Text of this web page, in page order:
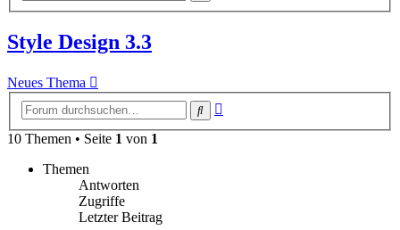
Style Design 3.3
Neues Thema
Suche
10 Themen • Seite 1 von 1
Themen
Antworten
Zugriffe
Letzter Beitrag